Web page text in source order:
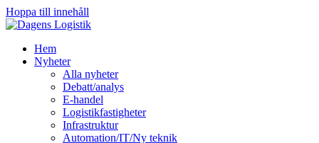
Hoppa till innehåll
Hem
Nyheter
Alla nyheter
Debatt/analys
E-handel
Logistikfastigheter
Infrastruktur
Automation/IT/Ny teknik